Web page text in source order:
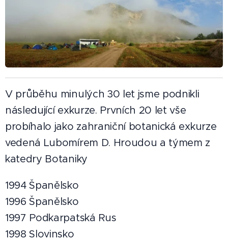
V průběhu minulých 30 let jsme podnikli
následující exkurze. Prvních 20 let vše
probíhalo jako zahraniční botanická exkurze
vedená Lubomírem D. Hroudou a týmem z
katedry Botaniky
1994 Španělsko
1996 Španělsko
1997 Podkarpatská Rus
1998 Slovinsko